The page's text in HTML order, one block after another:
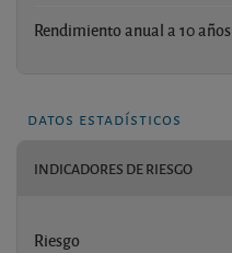
Rendimiento anual a 10 años
datos estadísticos
INDICADORES DE RIESGO
Riesgo